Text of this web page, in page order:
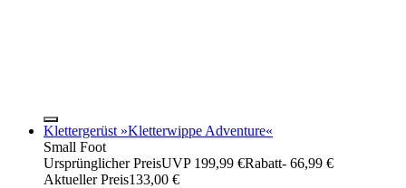
Klettergerüst »Kletterwippe Adventure«
Small Foot
Ursprünglicher PreisUVP 199,99 €Rabatt- 66,99 €
Aktueller Preis133,00 €